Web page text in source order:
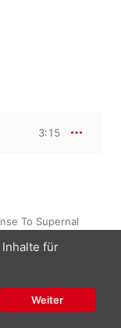
3:15
To Supernal
Inhalte für
Weiter